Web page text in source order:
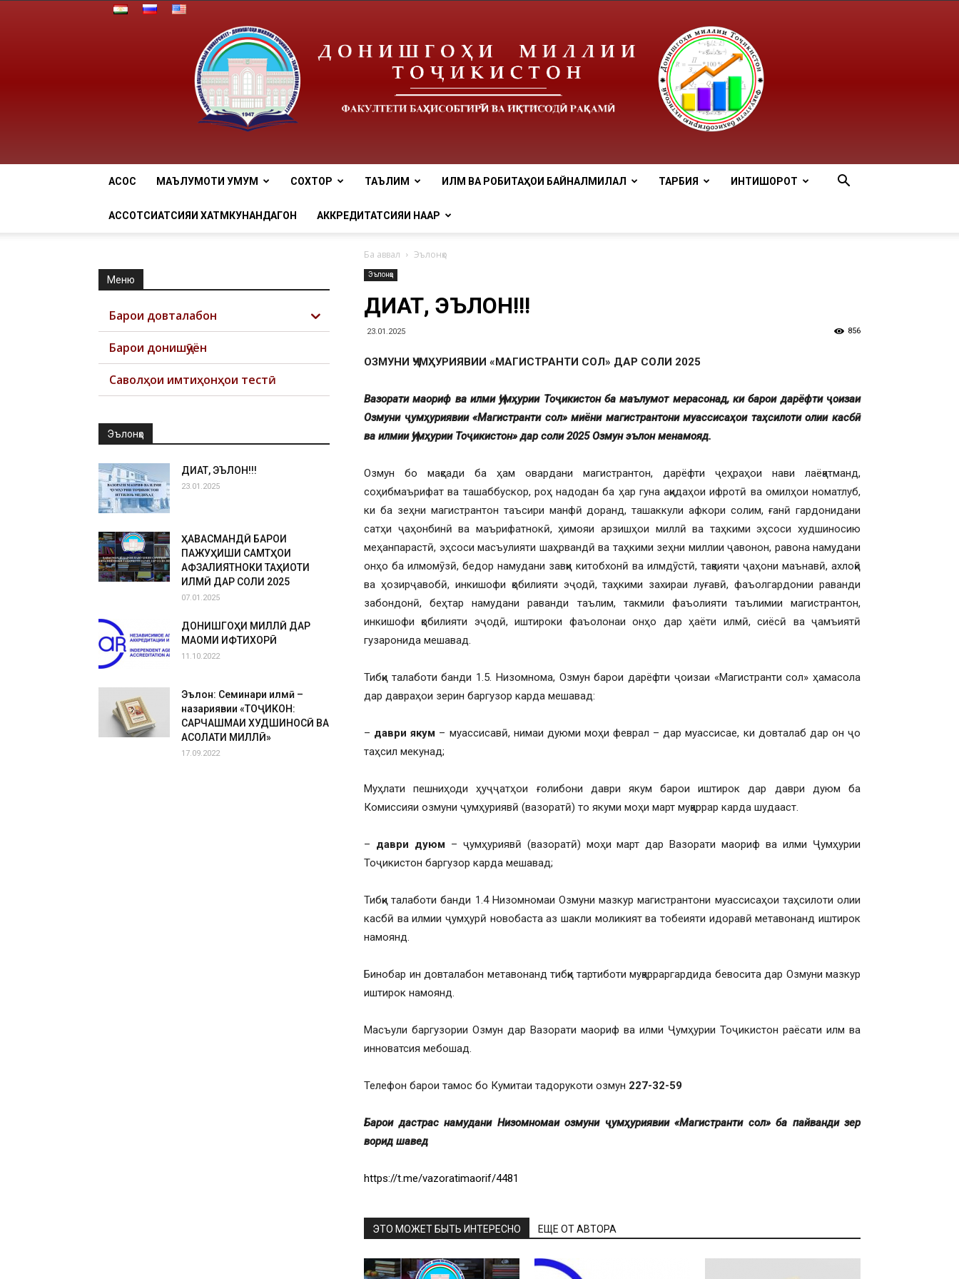
АСОСӢ МАЪЛУМОТИ УМУМӢ СОХТОР ТАЪЛИМ ИЛМ ВА РОБИТАҲОИ БАЙНАЛМИЛАЛӢ ТАРБИЯ ИНТИШОРОТ
АССОТСИАТСИЯИ ХАТМКУНАНДАГОН АККРЕДИТАТСИЯИ НААР
Ба аввал Эълонҳо
Эълонҳо
ДИҚҚАТ, ЭЪЛОН!!!
23.01.2025 856
ОЗМУНИ ҶУМҲУРИЯВИИ «МАГИСТРАНТИ СОЛ» ДАР СОЛИ 2025
Вазорати маориф ва илми Ҷумҳурии Тоҷикистон ба маълумот мерасонад, ки барои дарёфти ҷоизаи
Озмуни ҷумҳуриявии «Магистранти сол» миёни магистрантони муассисаҳои таҳсилоти олии касбӣ
ва илмии Ҷумҳурии Тоҷикистон» дар соли 2025 Озмун эълон менамояд.
Озмун бо мақсади ба ҳам овардани магистрантон, дарёфти ҷеҳраҳои нави лаёқатманд,
соҳибмаърифат ва ташаббускор, роҳ надодан ба ҳар гуна ақидаҳои ифротӣ ва омилҳои номатлуб,
ки ба зеҳни магистрантон таъсири манфӣ доранд, ташаккули афкори солим, ғанӣ гардонидани
сатҳи ҷаҳонбинӣ ва маърифатнокӣ, ҳимояи арзишҳои миллӣ ва таҳкими эҳсоси худшиносию
меҳанпарастӣ, эҳсоси масъулияти шаҳрвандӣ ва таҳкими зеҳни миллии ҷавонон, равона намудани
онҳо ба илмомӯзӣ, бедор намудани завқи китобхонӣ ва илмдӯстӣ, тақвияти ҷаҳони маънавӣ, ахлоқӣ
ва ҳозирҷавобӣ, инкишофи қобилияти эҷодӣ, таҳкими захираи луғавӣ, фаъолгардонии раванди
забондонӣ, беҳтар намудани раванди таълим, такмили фаъолияти таълимии магистрантон,
инкишофи қобилияти эҷодӣ, иштироки фаъолонаи онҳо дар ҳаёти илмӣ, сиёсӣ ва ҷамъиятӣ
гузаронида мешавад.
Тибқи талаботи банди 1.5. Низомнома, Озмун барои дарёфти ҷоизаи «Магистранти сол» ҳамасола
дар давраҳои зерин баргузор карда мешавад:
– даври якум – муассисавӣ, нимаи дуюми моҳи феврал – дар муассисае, ки довталаб дар он ҷо
таҳсил мекунад;
Муҳлати пешниҳоди ҳуҷҷатҳои ғолибони даври якум барои иштирок дар даври дуюм ба
Комиссияи озмуни ҷумҳуриявӣ (вазоратӣ) то якуми моҳи март муқаррар карда шудааст.
– даври дуюм– ҷумҳуриявӣ (вазоратӣ) моҳи март дар Вазорати маориф ва илми Ҷумҳурии
Тоҷикистон баргузор карда мешавад;
Тибқи талаботи банди 1.4 Низомномаи Озмуни мазкур магистрантони муассисаҳои таҳсилоти олии
касбӣ ва илмии ҷумҳурӣ новобаста аз шакли моликият ва тобеияти идоравӣ метавонанд иштирок
намоянд.
Бинобар ин довталабон метавонанд тибқи тартиботи муқарраргардида бевосита дар Озмуни мазкур
иштирок намоянд.
Масъули баргузории Озмун дар Вазорати маориф ва илми Ҷумҳурии Тоҷикистон раёсати илм ва
инноватсия мебошад.
Телефон барои тамос бо Кумитаи тадорукоти озмун 227-32-59
Барои дастрас намудани Низомномаи озмуни ҷумҳуриявии «Магистранти сол» ба пайванди зер
ворид шавед
https://t.me/vazoratimaorif/4481
ЭТО МОЖЕТ БЫТЬ ИНТЕРЕСНО ЕЩЕ ОТ АВТОРА
Меню
Барои довталабон
Барои донишҷӯён
Саволҳои имтиҳонҳои тестӣ
Эълонҳо
ДИҚҚАТ, ЭЪЛОН!!!
23.01.2025
ҲАВАСМАНДӢ БАРОИ
ПАЖУҲИШИ САМТҲОИ
АФЗАЛИЯТНОКИ ТАҲҚИҚОТИ
ИЛМӢ ДАР СОЛИ 2025
07.01.2025
ДОНИШГОҲИ МИЛЛӢ ДАР
МАҚОМИ ИФТИХОРӢ
11.10.2022
Эълон: Семинари илмӣ –
назариявии «ТОҶИКОН:
САРЧАШМАИ ХУДШИНОСӢ ВА
АСОЛАТИ МИЛЛӢ»
17.09.2022